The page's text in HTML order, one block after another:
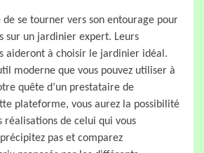
de se tourner vers son entourage pour
sur un jardinier expert. Leurs
aideront à choisir le jardinier idéal.
moderne que vous pouvez utiliser à
quête d’un prestataire de
plateforme, vous aurez la possibilité
réalisations de celui qui vous
pas et comparez